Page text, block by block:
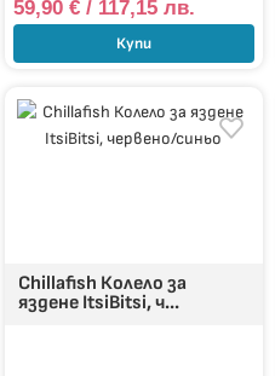
59,90 €/ 117,15 лв.
Купи
Chillafish Колело за
яздене ItsiBitsi, ч...